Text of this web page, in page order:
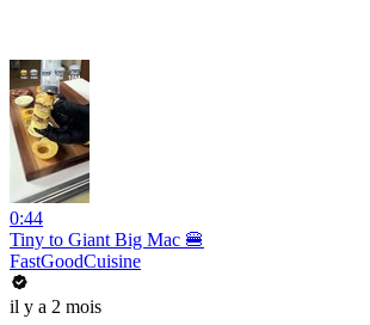
0:44
Tiny to Giant Big Mac 🍔
FastGoodCuisine
il y a 2 mois